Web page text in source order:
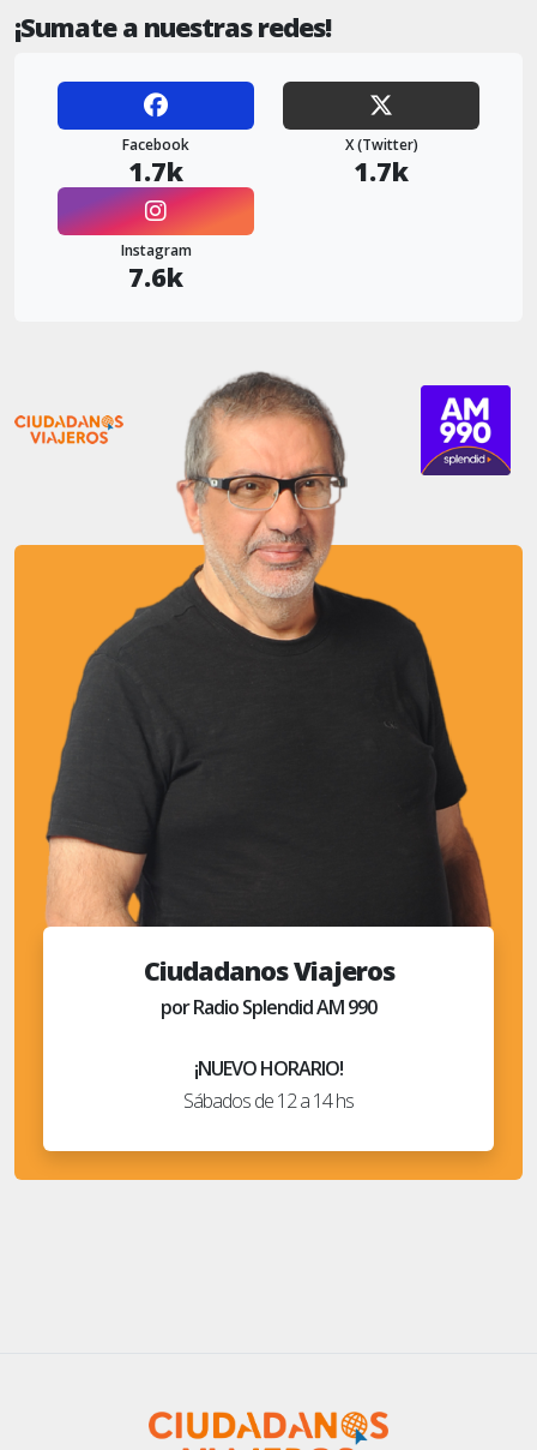
¡Sumate a nuestras redes!
Facebook
1.7k
X (Twitter)
1.7k
Instagram
7.6k
Ciudadanos Viajeros
por Radio Splendid AM 990
¡NUEVO HORARIO!
Sábados de 12 a 14 hs